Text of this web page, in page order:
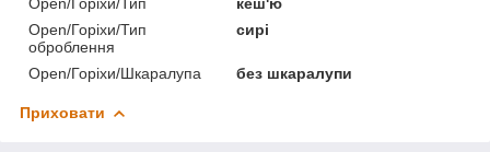
Open/Горіхи/Тип
оброблення
сирі
Open/Горіхи/Шкаралупа без шкаралупи
Приховати